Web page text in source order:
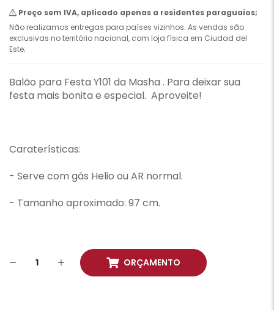
Preço sem IVA, aplicado apenas a residentes paraguaios;
Não realizamos entregas para países vizinhos. As vendas são
exclusivas no território nacional, com loja física em Ciudad del
Este;
Balão para Festa Y101 da Masha . Para deixar sua
festa mais bonita e especial. Aproveite!
Caraterísticas:
- Serve com gás Helio ou AR normal.
- Tamanho aproximado: 97 cm.
ORÇAMENTO